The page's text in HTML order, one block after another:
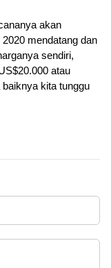
akan
mendatang dan
sendiri,
atau
kita tunggu